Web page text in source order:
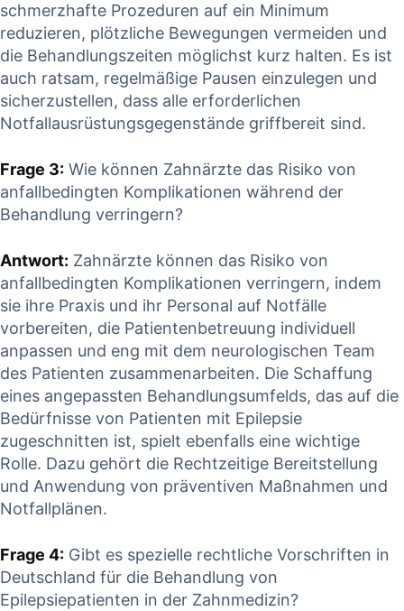
⁤schmerzhafte ​Prozeduren‌ auf ein Minimum
reduzieren, ⁢plötzliche Bewegungen ​vermeiden und
die Behandlungszeiten möglichst⁣ kurz halten. Es ist
auch ratsam, regelmäßige Pausen einzulegen und
⁢sicherzustellen,⁤ dass‌ alle erforderlichen
Notfallausrüstungsgegenstände griffbereit⁤ sind.
Frage 3: Wie können ⁤Zahnärzte das Risiko von
anfallbedingten Komplikationen‌ während der
Behandlung verringern?
Antwort: ⁢Zahnärzte⁣ können das Risiko​ von
anfallbedingten Komplikationen verringern, ‍indem
sie ihre ⁤Praxis und ihr Personal auf Notfälle
⁤vorbereiten,⁤ die Patientenbetreuung individuell
anpassen und eng ‌mit dem neurologischen Team
⁢des Patienten ⁢zusammenarbeiten. Die Schaffung
‌eines angepassten ⁣Behandlungsumfelds, das auf die
Bedürfnisse ‌von ‍Patienten mit Epilepsie
zugeschnitten ‍ist,⁢ spielt ebenfalls eine ‌wichtige
Rolle. Dazu gehört⁣ die Rechtzeitige​ Bereitstellung ​
und ⁣Anwendung von präventiven Maßnahmen und
Notfallplänen.
Frage 4: Gibt⁣ es spezielle rechtliche ​Vorschriften in
Deutschland‍ für⁣ die Behandlung⁢ von
Epilepsiepatienten⁢ in ⁣der Zahnmedizin?